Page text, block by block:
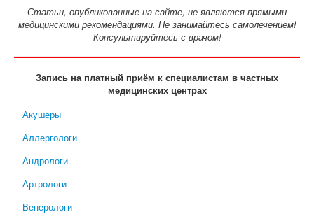
Статьи, опубликованные на сайте, не являются прямыми
медицинскими рекомендациями. Не занимайтесь самолечением!
Консультируйтесь с врачом!
Запись на платный приём к специалистам в частных
медицинских центрах
Акушеры
Аллергологи
Андрологи
Артрологи
Венерологи